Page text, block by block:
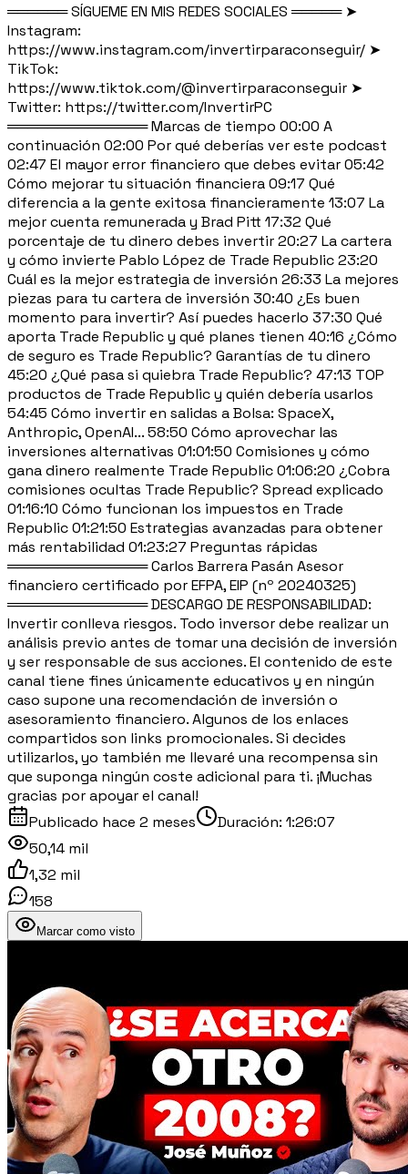
══════ SÍGUEME EN MIS REDES SOCIALES ═════ ➤
Instagram:
https://www.instagram.com/invertirparaconseguir/ ➤
TikTok:
https://www.tiktok.com/@invertirparaconseguir ➤
Twitter: https://twitter.com/InvertirPC
══════════════ Marcas de tiempo 00:00 A
continuación 02:00 Por qué deberías ver este podcast
02:47 El mayor error financiero que debes evitar 05:42
Cómo mejorar tu situación financiera 09:17 Qué
diferencia a la gente exitosa financieramente 13:07 La
mejor cuenta remunerada y Brad Pitt 17:32 Qué
porcentaje de tu dinero debes invertir 20:27 La cartera
y cómo invierte Pablo López de Trade Republic 23:20
Cuál es la mejor estrategia de inversión 26:33 La mejores
piezas para tu cartera de inversión 30:40 ¿Es buen
momento para invertir? Así puedes hacerlo 37:30 Qué
aporta Trade Republic y qué planes tienen 40:16 ¿Cómo
de seguro es Trade Republic? Garantías de tu dinero
45:20 ¿Qué pasa si quiebra Trade Republic? 47:13 TOP
productos de Trade Republic y quién debería usarlos
54:45 Cómo invertir en salidas a Bolsa: SpaceX,
Anthropic, OpenAI... 58:50 Cómo aprovechar las
inversiones alternativas 01:01:50 Comisiones y cómo
gana dinero realmente Trade Republic 01:06:20 ¿Cobra
comisiones ocultas Trade Republic? Spread explicado
01:16:10 Cómo funcionan los impuestos en Trade
Republic 01:21:50 Estrategias avanzadas para obtener
más rentabilidad 01:23:27 Preguntas rápidas
══════════════ Carlos Barrera Pasán Asesor
financiero certificado por EFPA, EIP (nº 20240325)
══════════════ DESCARGO DE RESPONSABILIDAD:
Invertir conlleva riesgos. Todo inversor debe realizar un
análisis previo antes de tomar una decisión de inversión
y ser responsable de sus acciones. El contenido de este
canal tiene fines únicamente educativos y en ningún
caso supone una recomendación de inversión o
asesoramiento financiero. Algunos de los enlaces
compartidos son links promocionales. Si decides
utilizarlos, yo también me llevaré una recompensa sin
que suponga ningún coste adicional para ti. ¡Muchas
gracias por apoyar el canal!
Publicado hace 2 meses Duración: 1:26:07
50,14 mil
1,32 mil
158
Marcar como visto